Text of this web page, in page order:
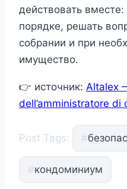
действовать
порядке, решать
собрании и при
имущество.
👉 источник: Altalex
dell’amministratore di
Post Tags: #
#кондоминиум